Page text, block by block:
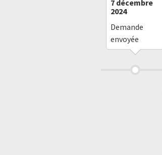
7 décembre
2024
Demande
envoyée